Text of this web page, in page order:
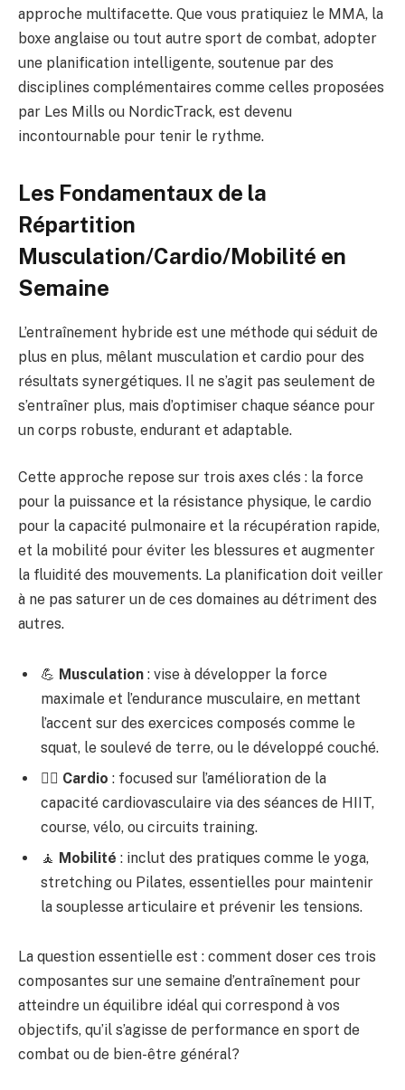
approche multifacette. Que vous pratiquiez le MMA, la
boxe anglaise ou tout autre sport de combat, adopter
une planification intelligente, soutenue par des
disciplines complémentaires comme celles proposées
par Les Mills ou NordicTrack, est devenu
incontournable pour tenir le rythme.
Les Fondamentaux de la
Répartition
Musculation/Cardio/Mobilité en
Semaine
L’entraînement hybride est une méthode qui séduit de
plus en plus, mêlant musculation et cardio pour des
résultats synergétiques. Il ne s’agit pas seulement de
s’entraîner plus, mais d’optimiser chaque séance pour
un corps robuste, endurant et adaptable.
Cette approche repose sur trois axes clés : la force
pour la puissance et la résistance physique, le cardio
pour la capacité pulmonaire et la récupération rapide,
et la mobilité pour éviter les blessures et augmenter
la fluidité des mouvements. La planification doit veiller
à ne pas saturer un de ces domaines au détriment des
autres.
💪 Musculation : vise à développer la force
maximale et l’endurance musculaire, en mettant
l’accent sur des exercices composés comme le
squat, le soulevé de terre, ou le développé couché.
🏃‍♂️ Cardio : focused sur l’amélioration de la
capacité cardiovasculaire via des séances de HIIT,
course, vélo, ou circuits training.
🧘 Mobilité : inclut des pratiques comme le yoga,
stretching ou Pilates, essentielles pour maintenir
la souplesse articulaire et prévenir les tensions.
La question essentielle est : comment doser ces trois
composantes sur une semaine d’entraînement pour
atteindre un équilibre idéal qui correspond à vos
objectifs, qu’il s’agisse de performance en sport de
combat ou de bien-être général?